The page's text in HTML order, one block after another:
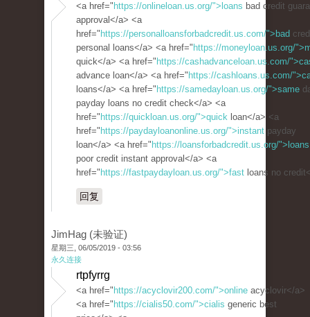
<a href=" https://onlineloan.us.org/">loans bad credit
approval</a> <a
href=" https://personalloansforbadcredit.us.com/">bad
personal loans</a> <a href=" https://moneyloan.us.org/
quick</a> <a href=" https://cashadvanceloan.us.com/
advance loan</a> <a href=" https://cashloans.us.com/
loans</a> <a href=" https://samedayloan.us.org/">same
payday loans no credit check</a> <a
href=" https://quickloan.us.org/">quick loan</a> <a
href=" https://paydayloanonline.us.org/">instant payday
loan</a> <a href=" https://loansforbadcredit.us.org/">loans
poor credit instant approval</a> <a
href=" https://fastpaydayloan.us.org/">fast loans no
回复
JimHag (未验证)
星期三, 06/05/2019 - 03:56
永久连接
rtpfyrrg
<a href=" https://acyclovir200.com/">online acyclovir</a>
<a href=" https://cialis50.com/">cialis generic best